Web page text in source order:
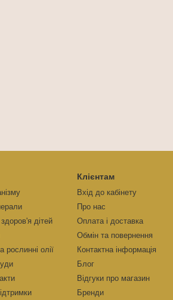
дітей
рослинні олії
Клієнтам
Вхід до кабінету
Про нас
Оплата і доставка
Обмін та повернення
Контактна інформація
Блог
Відгуки про магазин
Бренди